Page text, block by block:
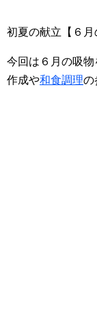
初夏の献立【６月
今回は６月の吸
作成や和食調理の